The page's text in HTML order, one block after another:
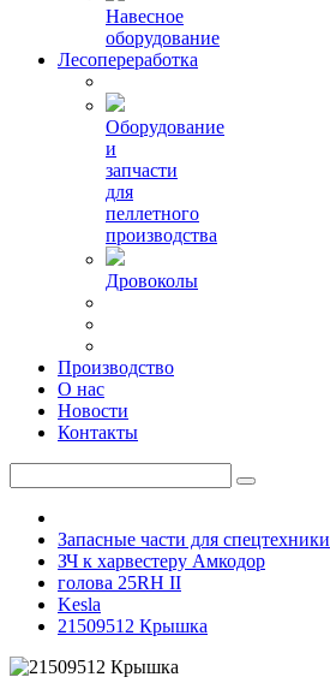
Навесное
оборудование
Лесопереработка
Оборудование
и
запчасти
для
пеллетного
производства
Дровоколы
Производство
О нас
Новости
Контакты
Запасные части для спецтехники
ЗЧ к харвестеру Амкодор
голова 25RH II
Kesla
21509512 Крышка